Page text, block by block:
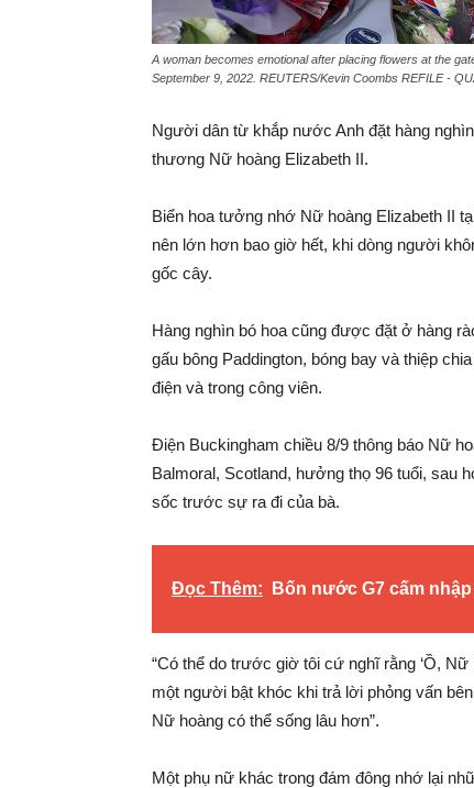
A woman becomes emotional after placing flowers at the
September 9, 2022. REUTERS/Kevin Coombs REFILE -
Người dân từ khắp nước Anh đặt hàng
thương Nữ hoàng Elizabeth II.
Biển hoa tưởng nhớ Nữ hoàng Elizabeth II
nên lớn hơn bao giờ hết, khi dòng người
gốc cây.
Hàng nghìn bó hoa cũng được đặt ở hàng
gấu bông Paddington, bóng bay và thiệp
điện và trong công viên.
Điện Buckingham chiều 8/9 thông báo Nữ
Balmoral, Scotland, hưởng thọ 96 tuổi, sau
sốc trước sự ra đi của bà.
Đọc Thêm: Bốn nước G7 cấm
“Có thể do trước giờ tôi cứ nghĩ rằng ‘Ồ,
một người bật khóc khi trả lời phỏng vấn
Nữ hoàng có thể sống lâu hơn”.
Một phụ nữ khác trong đám đông nhớ lại